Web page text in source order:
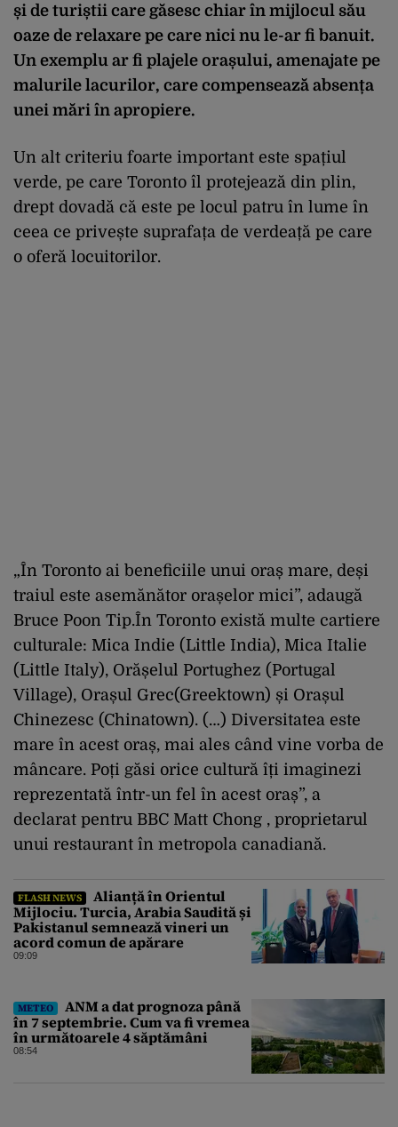
și de turiștii care găsesc chiar în mijlocul său
oaze de relaxare pe care nici nu le-ar fi banuit.
Un exemplu ar fi plajele orașului, amenajate pe
malurile lacurilor, care compensează absența
unei mări în apropiere.
Un alt criteriu foarte important este spațiul
verde, pe care Toronto îl protejează din plin,
drept dovadă că este pe locul patru în lume în
ceea ce privește suprafața de verdeață pe care
o oferă locuitorilor.
„În Toronto ai beneficiile unui oraș mare, deși
traiul este asemănător orașelor mici”, adaugă
Bruce Poon Tip.În Toronto există multe cartiere
culturale: Mica Indie (Little India), Mica Italie
(Little Italy), Orășelul Portughez (Portugal
Village), Orașul Grec(Greektown) și Orașul
Chinezesc (Chinatown). (…) Diversitatea este
mare în acest oraș, mai ales când vine vorba de
mâncare. Poți găsi orice cultură îți imaginezi
reprezentată într-un fel în acest oraș”, a
declarat pentru BBC Matt Chong , proprietarul
unui restaurant în metropola canadiană.
FLASH NEWS
Alianță în Orientul
Mijlociu. Turcia, Arabia Saudită și
Pakistanul semnează vineri un
acord comun de apărare
09:09
METEO
ANM a dat prognoza până
în 7 septembrie. Cum va fi vremea
în următoarele 4 săptămâni
08:54